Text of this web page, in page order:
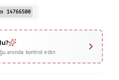
14766500
anında kontrol edin